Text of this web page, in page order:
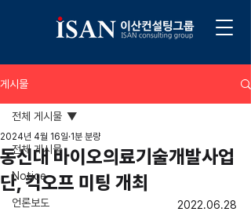
게시물
전체 게시물
Notice
언론보도
전체 게시물
동신대 바이오의료기술개발사업
단, 킥오프 미팅 개최
2024년 4월 16일 1분 분량
2022.06.28